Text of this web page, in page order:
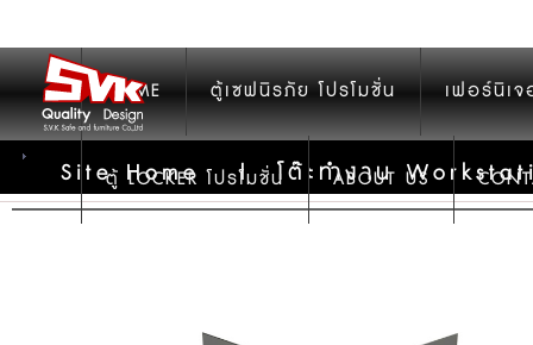
HOME ตู้เซฟนิรภัย โปรโมชั่น เฟอร์นิเ
ตู้ LOCKER โปรโมชั่น ABOUT US
Site Home |โต๊ะทำงาน